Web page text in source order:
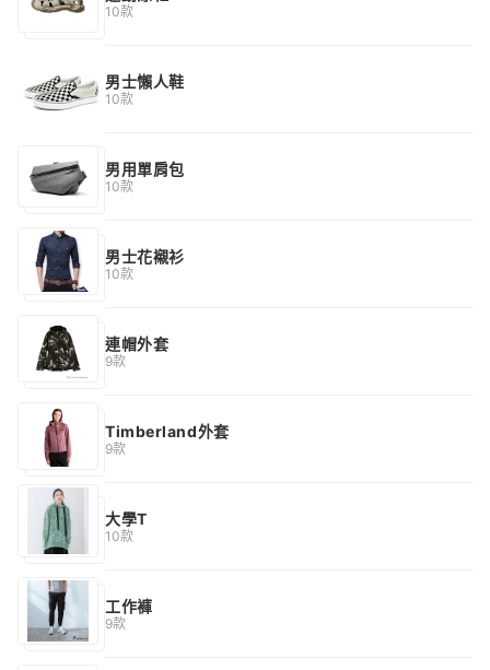
10款
男士懶人鞋
10款
男用單肩包
10款
男士花襯衫
10款
連帽外套
9款
Timberland外套
9款
大學T
10款
工作褲
9款